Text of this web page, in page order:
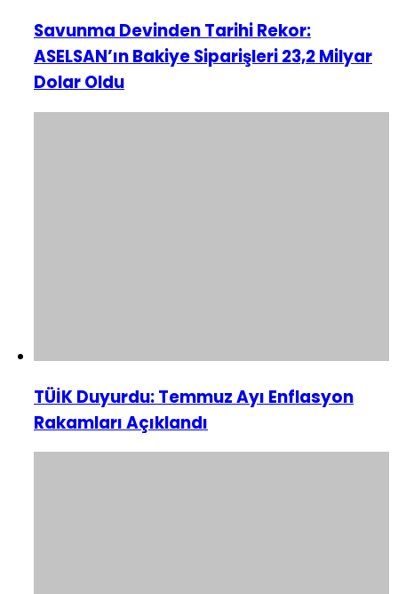
Savunma Devinden Tarihi Rekor:
ASELSAN’ın Bakiye Siparişleri 23,2 Milyar
Dolar Oldu
TÜİK Duyurdu: Temmuz Ayı Enflasyon
Rakamları Açıklandı